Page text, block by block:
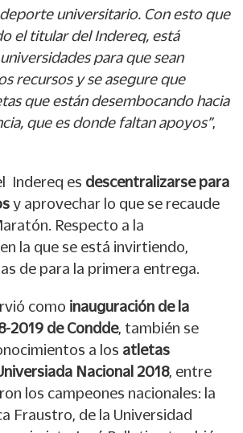
universitario. Con esto que
el titular del Indereq, está
para que sean
recursos y se asegure que
que están desembocando hacia
que es donde faltan apoyos”,
Indereq es descentralizarse para
y aprovechar lo que se recaude
Respecto a la
en la que se está invirtiendo,
de para la primera entrega.
como inauguración de la
2019 de Condde, también se
a los atletas
Nacional 2018, entre
los campeones nacionales: la
Fraustro, de la Universidad